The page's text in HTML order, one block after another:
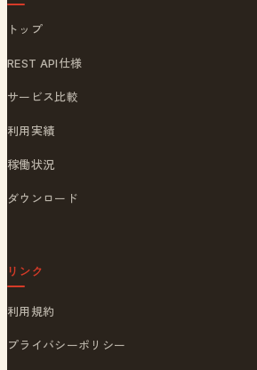
トップ
REST API仕様
サービス比較
利用実績
稼働状況
ダウンロード
リンク
利用規約
プライバシーポリシー